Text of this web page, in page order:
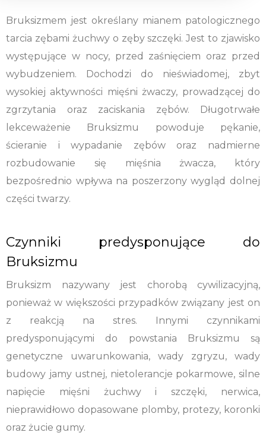
Bruksizmem jest określany mianem patologicznego
tarcia zębami żuchwy o zęby szczęki. Jest to zjawisko
występujące w nocy, przed zaśnięciem oraz przed
wybudzeniem. Dochodzi do nieświadomej, zbyt
wysokiej aktywności mięśni żwaczy, prowadzącej do
zgrzytania oraz zaciskania zębów. Długotrwałe
lekceważenie Bruksizmu powoduje pękanie,
ścieranie i wypadanie zębów oraz nadmierne
rozbudowanie się mięśnia żwacza, który
bezpośrednio wpływa na poszerzony wygląd dolnej
części twarzy.
Czynniki predysponujące do
Bruksizmu
Bruksizm nazywany jest chorobą cywilizacyjną,
ponieważ w większości przypadków związany jest on
z reakcją na stres. Innymi czynnikami
predysponującymi do powstania Bruksizmu są
genetyczne uwarunkowania, wady zgryzu, wady
budowy jamy ustnej, nietolerancje pokarmowe, silne
napięcie mięśni żuchwy i szczęki, nerwica,
nieprawidłowo dopasowane plomby, protezy, koronki
oraz żucie gumy.